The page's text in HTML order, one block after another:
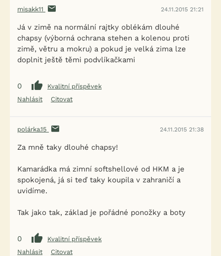
misakk11 24.11.2015 21:21
Já v zimě na normální rajtky oblékám dlouhé
chapsy (výborná ochrana stehen a kolenou proti
zimě, větru a mokru) a pokud je velká zima lze
doplnit ještě těmi podvlíkačkami
0
Kvalitní příspěvek
Nahlásit
Citovat
polárka.15 24.11.2015 21:38
Za mně taky dlouhé chapsy!
Kamarádka má zimní softshellové od HKM a je
spokojená, já si teď taky koupila v zahraničí a
uvidíme.
Tak jako tak, základ je pořádné ponožky a boty
0
Kvalitní příspěvek
Nahlásit
Citovat